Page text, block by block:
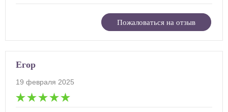
Пожаловаться на отзыв
Егор
19 февраля 2025